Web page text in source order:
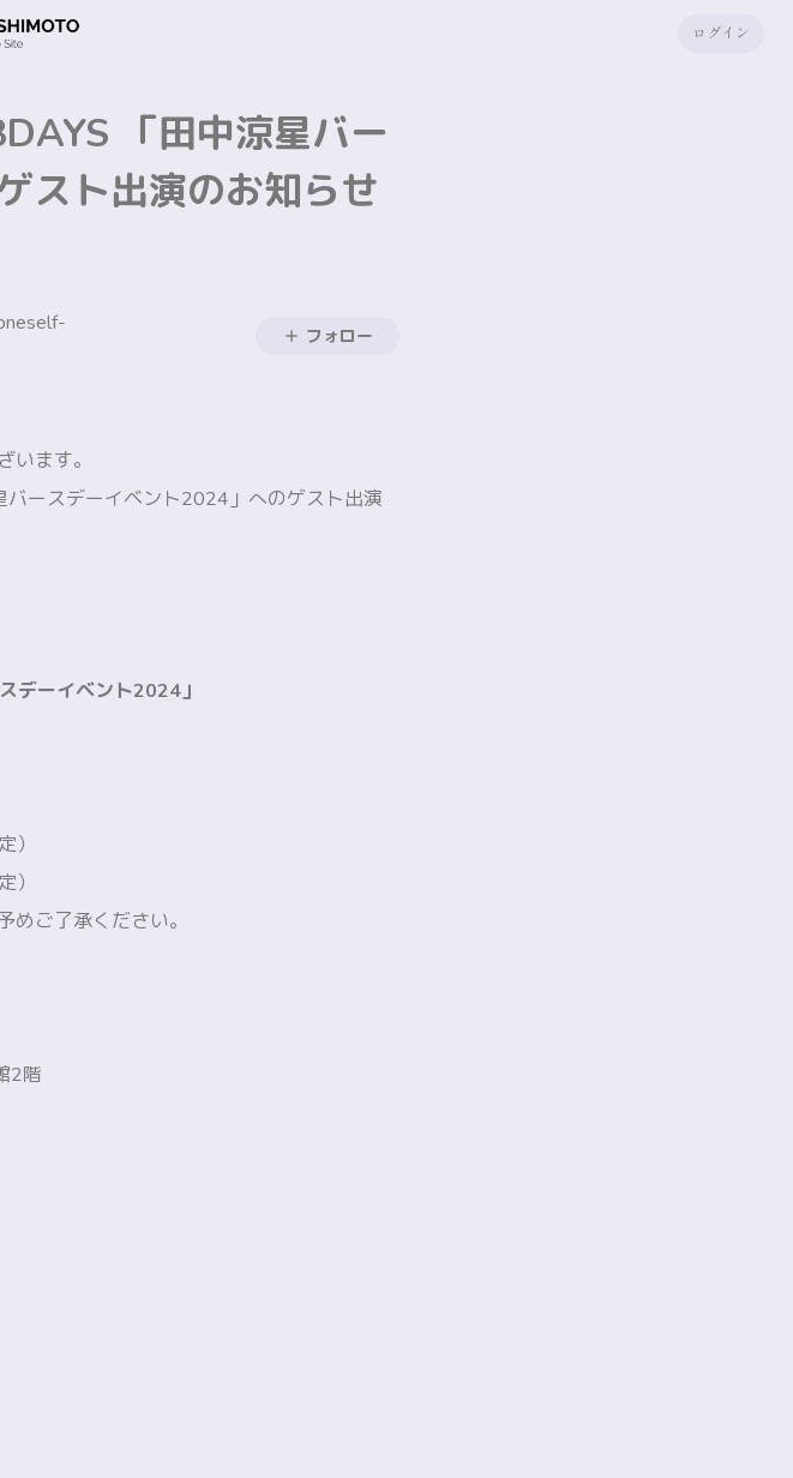
ログイン
「田中涼星バー
スト出演のお知らせ
フォロー
ます。
ースデーイベント2024」へのゲスト出演
デーイベント2024」
）
）
ご了承ください。
2階